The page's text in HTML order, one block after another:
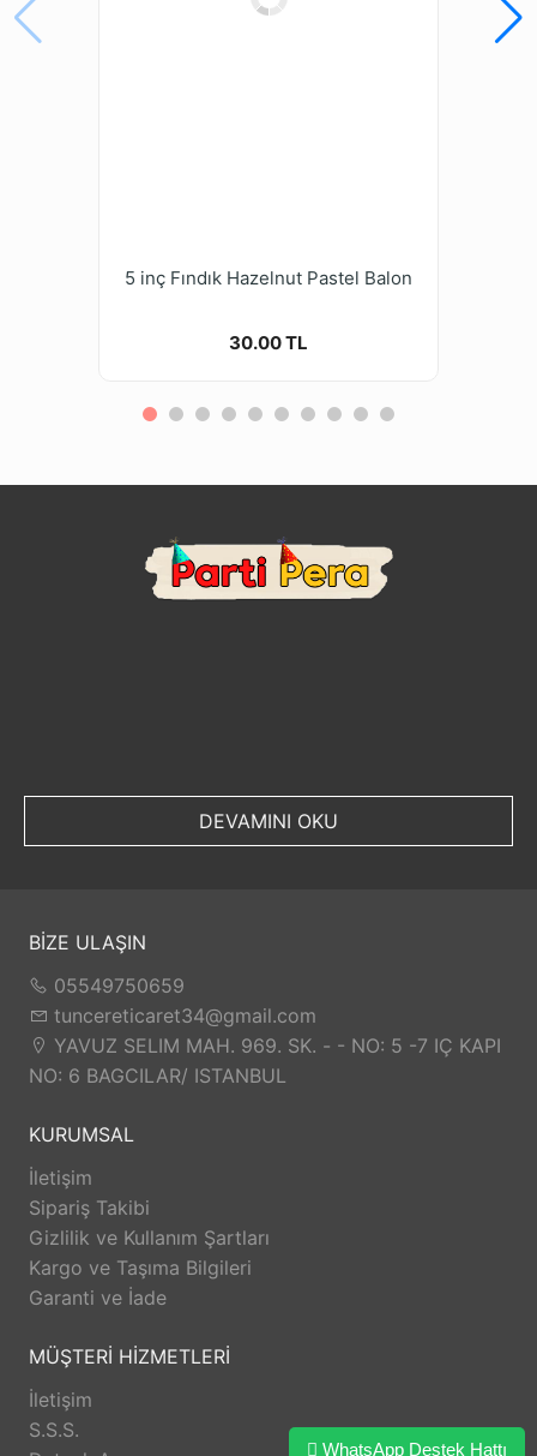
5 inç Fındık Hazelnut Pastel Balon
30.00 TL
DEVAMINI OKU
BİZE ULAŞIN
05549750659
tuncereticaret34@gmail.com
YAVUZ SELIM MAH. 969. SK. - - NO: 5 -7 IÇ KAPI
NO: 6 BAGCILAR/ ISTANBUL
KURUMSAL
İletişim
Sipariş Takibi
Gizlilik ve Kullanım Şartları
Kargo ve Taşıma Bilgileri
Garanti ve İade
MÜŞTERİ HİZMETLERİ
İletişim
S.S.S.
WhatsApp Destek Hattı